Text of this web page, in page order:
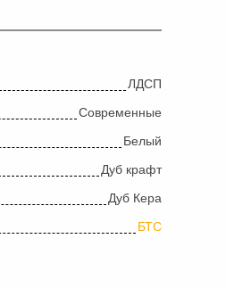
ЛДСП
Современные
Белый
Дуб крафт
Дуб Кера
БТС